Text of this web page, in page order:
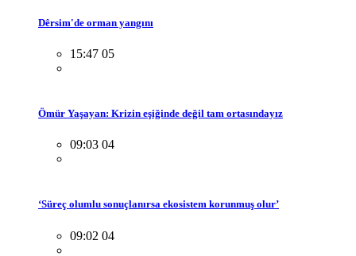
Dêrsim'de orman yangını
15:47 05
Ömür Yaşayan: Krizin eşiğinde değil tam ortasındayız
09:03 04
‘Süreç olumlu sonuçlanırsa ekosistem korunmuş olur’
09:02 04